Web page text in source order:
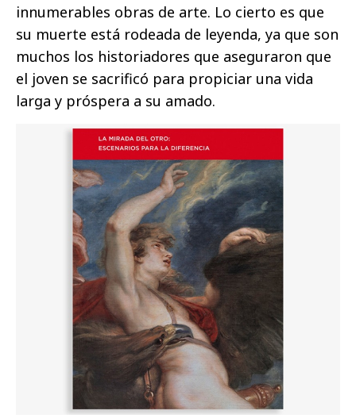
innumerables obras de arte. Lo cierto es que
su muerte está rodeada de leyenda, ya que son
muchos los historiadores que aseguraron que
el joven se sacrificó para propiciar una vida
larga y próspera a su amado.